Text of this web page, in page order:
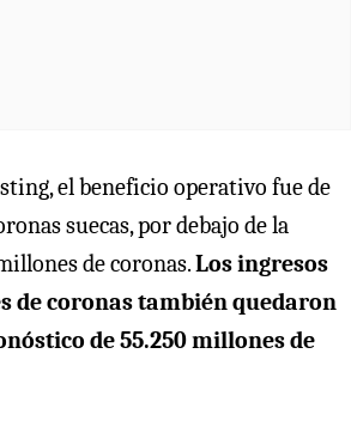
el beneficio operativo fue de
suecas, por debajo de la
de coronas.Los ingresos
de coronas también quedaron
de 55.250 millones de